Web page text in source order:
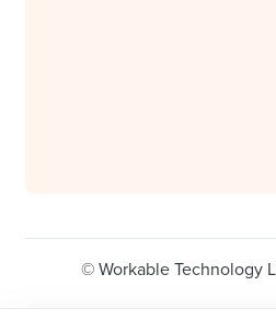
© Workable Technology